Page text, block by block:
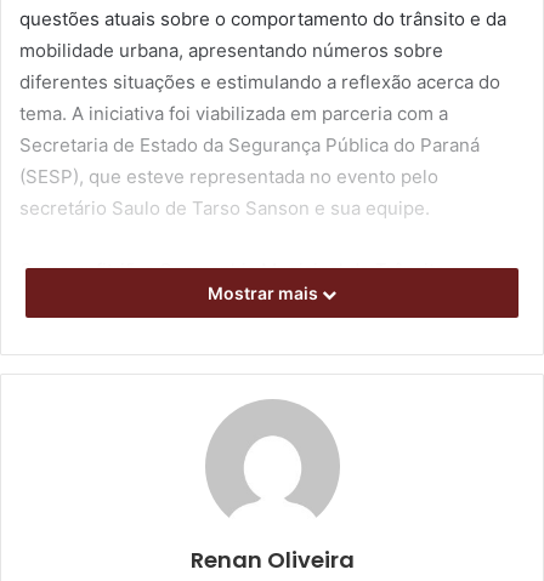
questões atuais sobre o comportamento do trânsito e da
mobilidade urbana, apresentando números sobre
diferentes situações e estimulando a reflexão acerca do
tema. A iniciativa foi viabilizada em parceria com a
Secretaria de Estado da Segurança Pública do Paraná
(SESP), que esteve representada no evento pelo
secretário Saulo de Tarso Sanson e sua equipe.
Como anfitriã, a Companhia Municipal de Trânsito e
Urbanização (CMTU) levou agentes e servidores para
representantes da sociedade civil, com foco na prevenção
de acidentes e na promoção da segurança viária. O
encontro integrou as ações da 8ª edição do programa
estadual Missão Paraná, com passagem pela região de
Mostrar mais
Renan Oliveira